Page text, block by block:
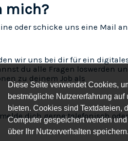
Diese Seite verwendet Cookies,
bestmögliche Nutzererfahrung auf
bieten. Cookies sind Textdateien,
Computer gespeichert werden
über Ihr Nutzerverhalten speichern.
mich?
oder schicke uns eine Mail an
wir uns bei dir für ein
du alle Fragen loswerden
zu deinem Job als
dich gerne telefonisch